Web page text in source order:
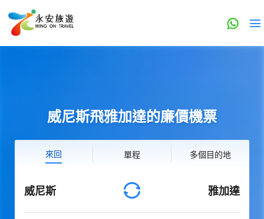
威尼斯飛雅加達的廉價機票
來回 單程 多個目的地
威尼斯 雅加達